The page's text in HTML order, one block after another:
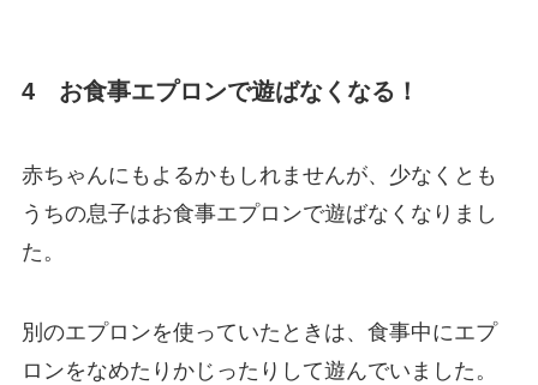
4 お食事エプロンで遊ばなくなる！
赤ちゃんにもよるかもしれませんが、少なくとも
うちの息子はお食事エプロンで遊ばなくなりまし
た。
別のエプロンを使っていたときは、食事中にエプ
ロンをなめたりかじったりして遊んでいました。